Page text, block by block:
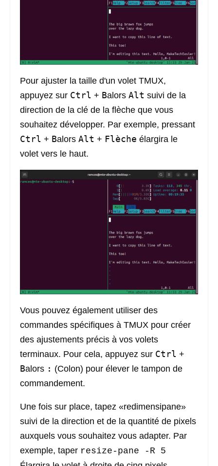
Pour ajuster la taille d'un volet TMUX,
appuyez sur Ctrl + Balors Alt suivi de la
direction de la clé de la flèche que vous
souhaitez développer. Par exemple, pressant
Ctrl + Balors Alt + Flèche élargira le
volet vers le haut.
Vous pouvez également utiliser des
commandes spécifiques à TMUX pour créer
des ajustements précis à vos volets
terminaux. Pour cela, appuyez sur Ctrl +
Balors : (Colon) pour élever le tampon de
commandement.
Une fois sur place, tapez «redimensipane»
suivi de la direction et de la quantité de pixels
auxquels vous souhaitez vous adapter. Par
exemple, taper resize-pane -R 5